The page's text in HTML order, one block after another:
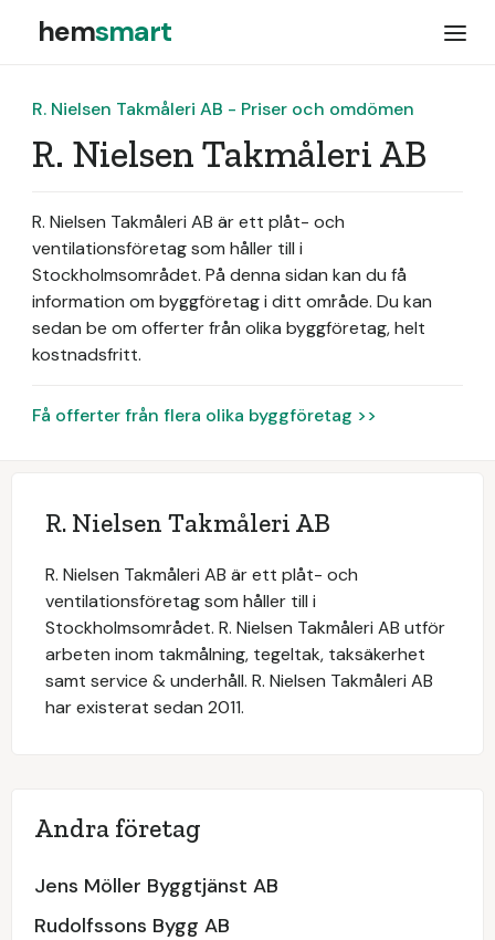
hemsmart
R. Nielsen Takmåleri AB - Priser och omdömen
R. Nielsen Takmåleri AB
R. Nielsen Takmåleri AB är ett plåt- och
ventilationsföretag som håller till i
Stockholmsområdet. På denna sidan kan du få
information om byggföretag i ditt område. Du kan
sedan be om offerter från olika byggföretag, helt
kostnadsfritt.
Få offerter från flera olika byggföretag >>
R. Nielsen Takmåleri AB
R. Nielsen Takmåleri AB är ett plåt- och
ventilationsföretag som håller till i
Stockholmsområdet. R. Nielsen Takmåleri AB utför
arbeten inom takmålning, tegeltak, taksäkerhet
samt service & underhåll. R. Nielsen Takmåleri AB
har existerat sedan 2011.
Andra företag
Jens Möller Byggtjänst AB
Rudolfssons Bygg AB